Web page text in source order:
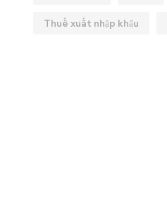
Thuế xuất nhập khẩu